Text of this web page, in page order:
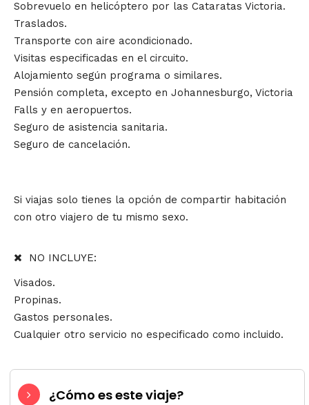
Sobrevuelo en helicóptero por las Cataratas Victoria.
Traslados.
Transporte con aire acondicionado.
Visitas especificadas en el circuito.
Alojamiento según programa o similares.
Pensión completa, excepto en Johannesburgo, Victoria
Falls y en aeropuertos.
Seguro de asistencia sanitaria.
Seguro de cancelación.
Si viajas solo tienes la opción de compartir habitación
con otro viajero de tu mismo sexo.
NO INCLUYE:
Visados.
Propinas.
Gastos personales.
Cualquier otro servicio no especificado como incluido.
¿Cómo es este viaje?